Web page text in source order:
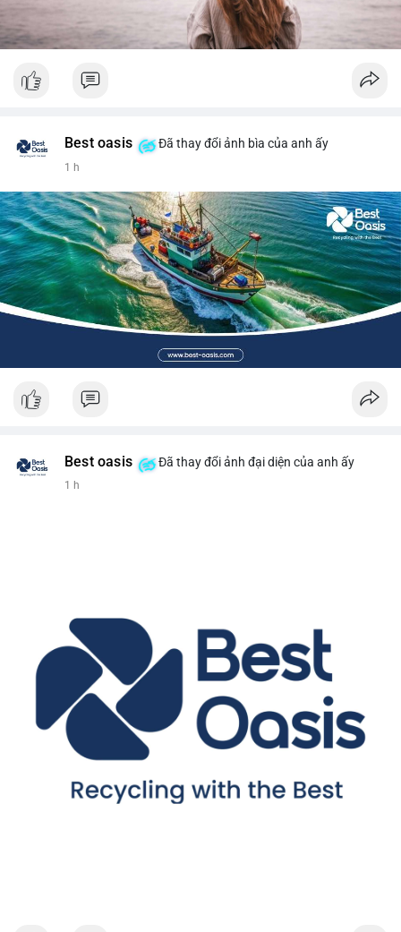
Best oasis Đã thay đổi ảnh bìa của anh ấy
1 h
Best oasis Đã thay đổi ảnh đại diện của anh ấy
1 h